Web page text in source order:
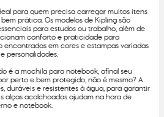
para quem precisa carregar muitos itens
prática. Os modelos de Kipling são
para estudos ou trabalho, além de
conforto e praticidade para
encontradas em cores e estampas variadas
personalidades.
é a mochila para notebook, afinal seu
perto e bem protegido, não é mesmo? A
duráveis e resistentes à água, para garantir
alças acolchoadas ajudam na hora de
e notebook.